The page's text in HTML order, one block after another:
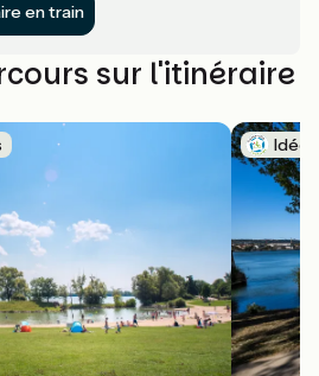
en train
sur l'itinéraire
Idée